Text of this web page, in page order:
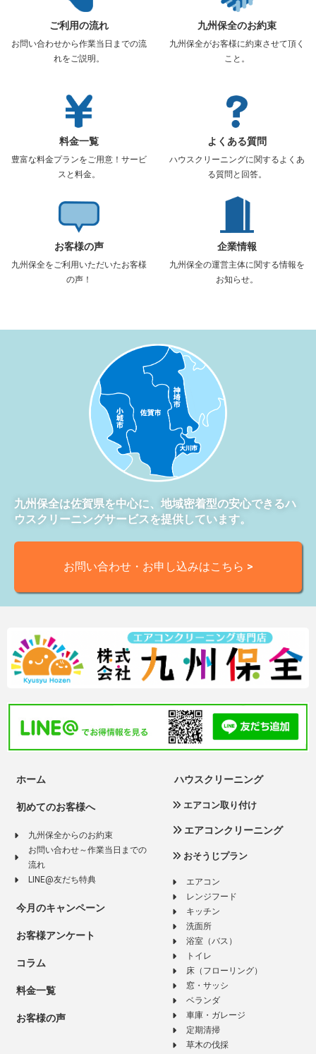
ご利用の流れ
お問い合わせから作業当日までの流
れをご説明。
九州保全のお約束
九州保全がお客様に約束させて頂く
こと。
料金一覧
豊富な料金プランをご用意！サービ
スと料金。
よくある質問
ハウスクリーニングに関するよくあ
る質問と回答。
お客様の声
九州保全をご利用いただいたお客様
の声！
企業情報
九州保全の運営主体に関する情報を
お知らせ。
九州保全は佐賀県を中心に、地域密着型の安心できるハ
ウスクリーニングサービスを提供しています。
お問い合わせ・お申し込みはこちら >
ホーム
初めてのお客様へ
九州保全からのお約束
お問い合わせ～作業当日までの
流れ
LINE@友だち特典
今月のキャンペーン
お客様アンケート
コラム
料金一覧
お客様の声
ハウスクリーニング
エアコン取り付け
エアコンクリーニング
おそうじプラン
エアコン
レンジフード
キッチン
洗面所
浴室（バス）
トイレ
床（フローリング）
窓・サッシ
ベランダ
車庫・ガレージ
定期清掃
草木の伐採